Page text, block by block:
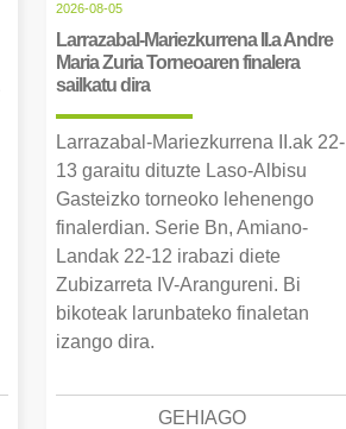
2026-08-05
Larrazabal-Mariezkurrena II.a Andre
Maria Zuria Torneoaren finalera
sailkatu dira
Larrazabal-Mariezkurrena II.ak 22-
13 garaitu dituzte Laso-Albisu
Gasteizko torneoko lehenengo
finalerdian. Serie Bn, Amiano-
Landak 22-12 irabazi diete
Zubizarreta IV-Arangureni. Bi
bikoteak larunbateko finaletan
izango dira.
GEHIAGO